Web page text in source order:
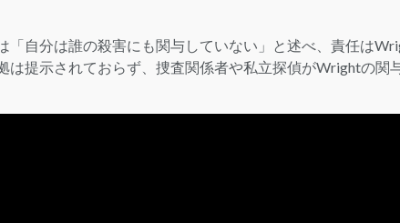
自分は誰の殺害にも関与していない」と述べ、責任は
提示されておらず、捜査関係者や私立探偵がWrightの関